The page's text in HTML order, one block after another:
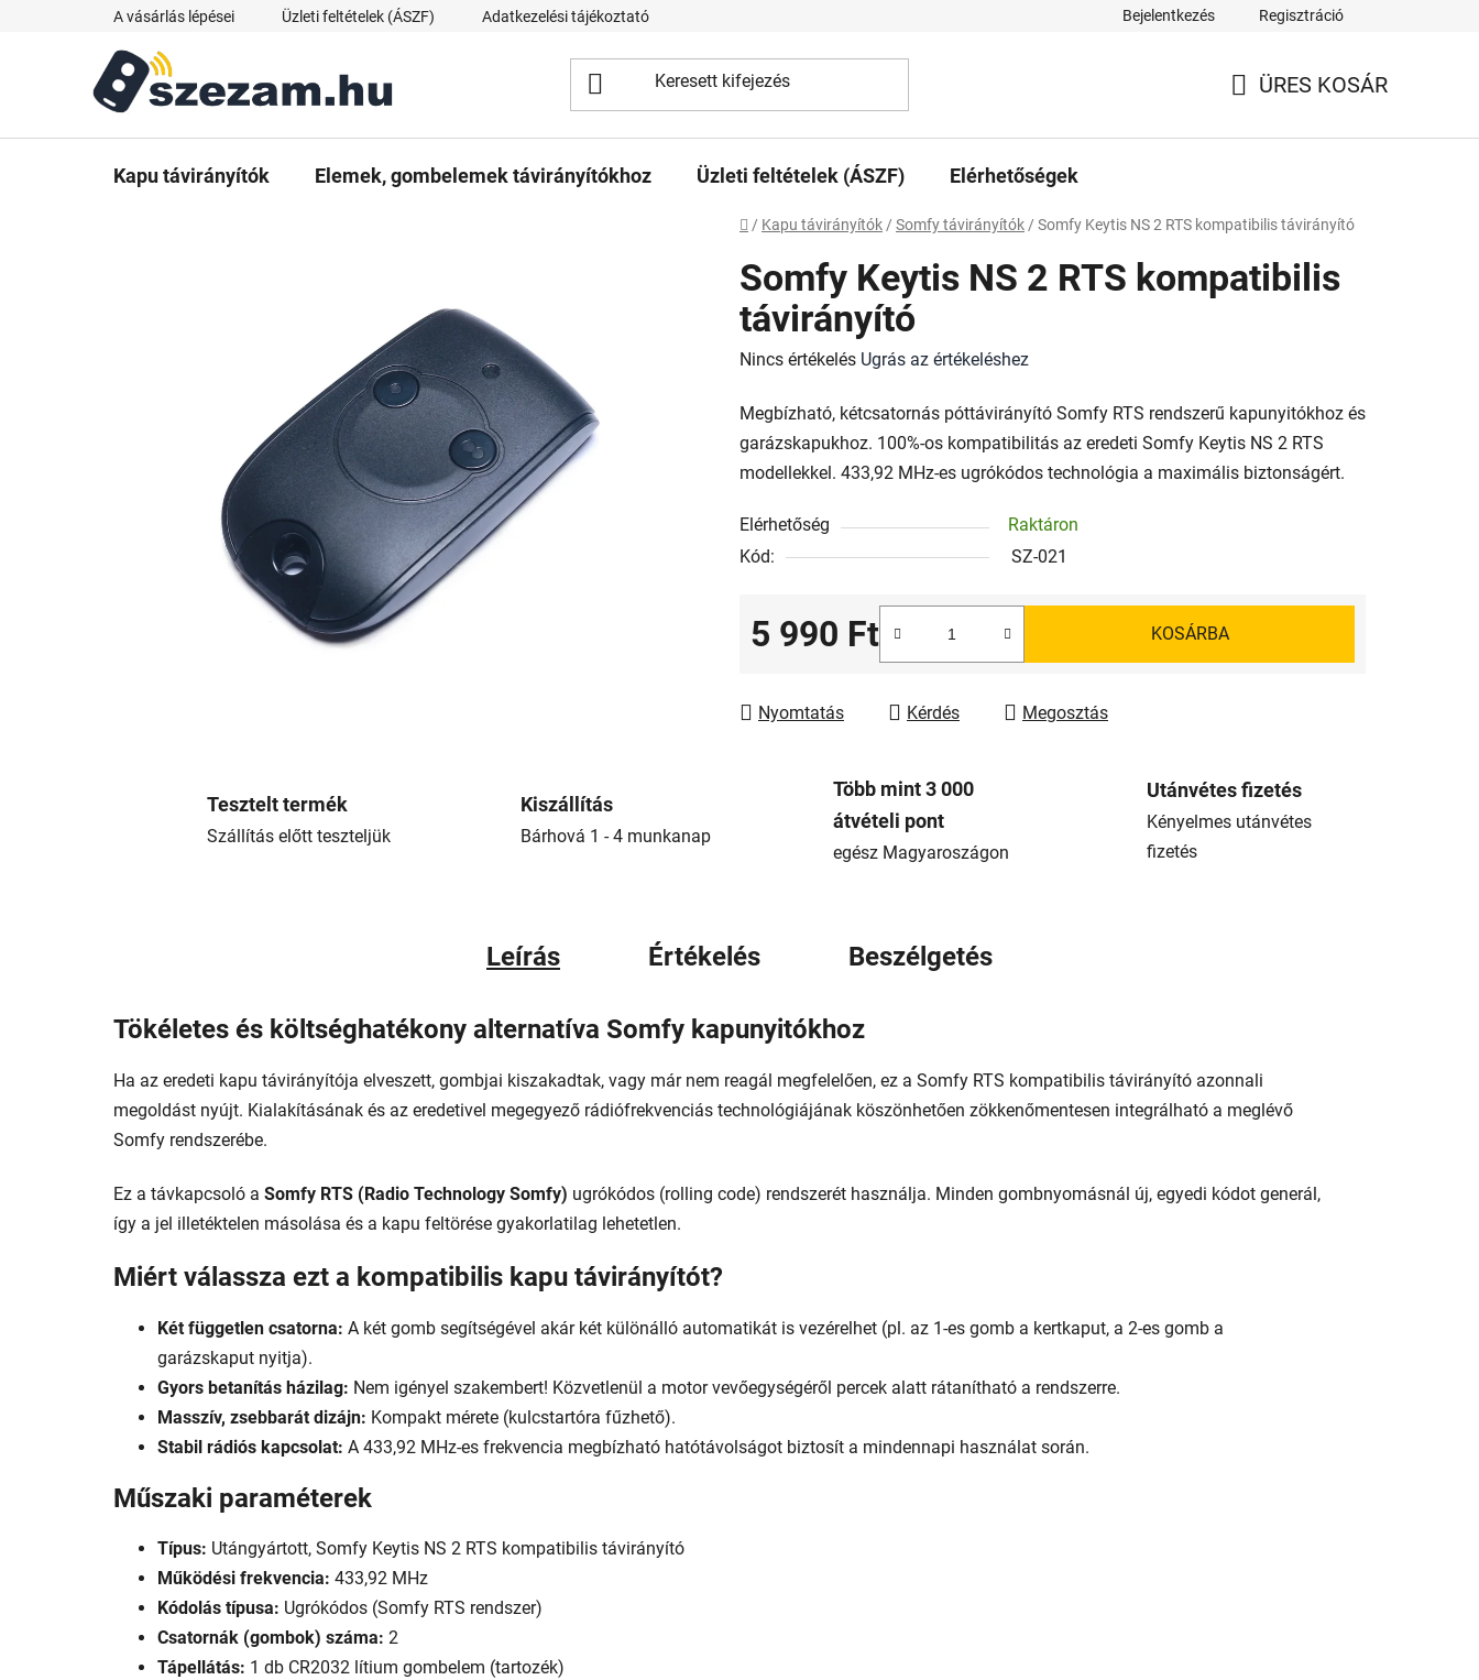
A vásárlás lépései Üzleti feltételek (ÁSZF) Adatkezelési tájékoztató Bejelentkezés Regisztráció
ÜRES KOSÁR
Kapu távirányítók Elemek, gombelemek távirányítókhoz Üzleti feltételek (ÁSZF) Elérhetőségek
Kezdőlap
/ Kapu távirányítók / Somfy távirányítók / Somfy Keytis NS 2 RTS kompatibilis távirányító
Somfy Keytis NS 2 RTS kompatibilis
távirányító
A
átlagos
értékelése
5-
0,0
csillag.
Nincs értékelés Ugrás az értékeléshez
Megbízható, kétcsatornás póttávirányító Somfy RTS rendszerű kapunyitókhoz és
garázskapukhoz. 100%-os kompatibilitás az eredeti Somfy Keytis NS 2 RTS
modellekkel. 433,92 MHz-es ugrókódos technológia a maximális biztonságért.
Elérhetőség
Raktáron
Kód:
SZ-021
5 990 Ft KOSÁRBA
Nyomtatás Kérdés Megosztás
Tesztelt termék
Szállítás előtt teszteljük
Kiszállítás
Bárhová 1 - 4 munkanap
Több mint 3 000
átvételi pont
egész Magyaroszágon
Utánvétes fizetés
Kényelmes utánvétes
fizetés
Leírás Értékelés Beszélgetés
Tökéletes és költséghatékony alternatíva Somfy kapunyitókhoz
Ha az eredeti kapu távirányítója elveszett, gombjai kiszakadtak, vagy már nem reagál megfelelően, ez a Somfy RTS kompatibilis távirányító azonnali
megoldást nyújt. Kialakításának és az eredetivel megegyező rádiófrekvenciás technológiájának köszönhetően zökkenőmentesen integrálható a meglévő
Somfy rendszerébe.
Ez a távkapcsoló a Somfy RTS (Radio Technology Somfy) ugrókódos (rolling code) rendszerét használja. Minden gombnyomásnál új, egyedi kódot generál,
így a jel illetéktelen másolása és a kapu feltörése gyakorlatilag lehetetlen.
Miért válassza ezt a kompatibilis kapu távirányítót?
Két független csatorna: A két gomb segítségével akár két különálló automatikát is vezérelhet (pl. az 1-es gomb a kertkaput, a 2-es gomb a
garázskaput nyitja).
Gyors betanítás házilag: Nem igényel szakembert! Közvetlenül a motor vevőegységéről percek alatt rátanítható a rendszerre.
Masszív, zsebbarát dizájn: Kompakt mérete (kulcstartóra fűzhető).
Stabil rádiós kapcsolat: A 433,92 MHz-es frekvencia megbízható hatótávolságot biztosít a mindennapi használat során.
Műszaki paraméterek
Típus: Utángyártott, Somfy Keytis NS 2 RTS kompatibilis távirányító
Működési frekvencia: 433,92 MHz
Kódolás típusa: Ugrókódos (Somfy RTS rendszer)
Csatornák (gombok) száma: 2
Tápellátás: 1 db CR2032 lítium gombelem (tartozék)